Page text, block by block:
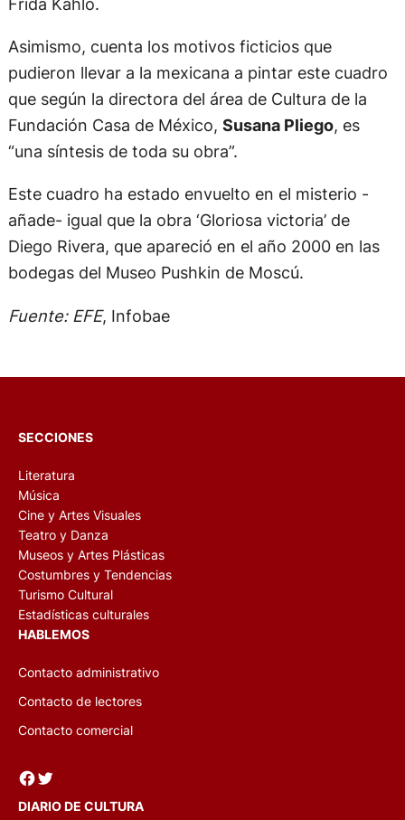
Frida Kahlo.
Asimismo, cuenta los motivos ficticios que
pudieron llevar a la mexicana a pintar este cuadro
que según la directora del área de Cultura de la
Fundación Casa de México, Susana Pliego, es
“una síntesis de toda su obra”.
Este cuadro ha estado envuelto en el misterio -
añade- igual que la obra ‘Gloriosa victoria’ de
Diego Rivera, que apareció en el año 2000 en las
bodegas del Museo Pushkin de Moscú.
Fuente: EFE, Infobae
SECCIONES
Literatura
Música
Cine y Artes Visuales
Teatro y Danza
Museos y Artes Plásticas
Costumbres y Tendencias
Turismo Cultural
Estadísticas culturales
HABLEMOS
Contacto administrativo
Contacto de lectores
Contacto comercial
Facebook Twitter
DIARIO DE CULTURA